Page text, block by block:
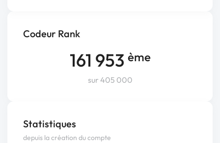
Codeur Rank
161 953 ème
sur 405 000
Statistiques
depuis la création du compte